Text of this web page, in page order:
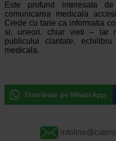
Este profund interesata
comunicarea medicala
Crede cu tarie ca informatia
si, uneori, chiar vieti – iar
publicului claritate,
medicala.
Distribuie pe WhatsApp